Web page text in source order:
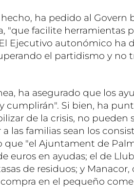
ha pedido al Govern
"que facilite herramientas
Ejecutivo autonómico ha
el partidismo y no
ha asegurado que los
cumplirán". Si bien, ha
de la crisis, no pueden
a las familias sean los
que "el Ajuntament de
euros en ayudas; el de
de residuos; y
en el pequeño